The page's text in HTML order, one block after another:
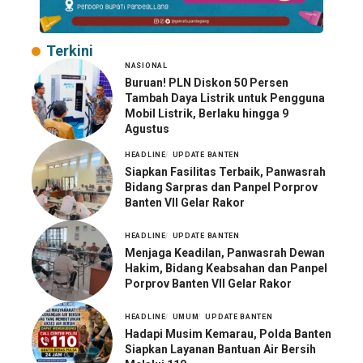
Terkini
NASIONAL
Buruan! PLN Diskon 50 Persen
Tambah Daya Listrik untuk Pengguna
Mobil Listrik, Berlaku hingga 9
Agustus
HEADLINE UPDATE BANTEN
Siapkan Fasilitas Terbaik, Panwasrah
Bidang Sarpras dan Panpel Porprov
Banten VII Gelar Rakor
HEADLINE UPDATE BANTEN
Menjaga Keadilan, Panwasrah Dewan
Hakim, Bidang Keabsahan dan Panpel
Porprov Banten VII Gelar Rakor
HEADLINE UMUM UPDATE BANTEN
Hadapi Musim Kemarau, Polda Banten
Siapkan Layanan Bantuan Air Bersih